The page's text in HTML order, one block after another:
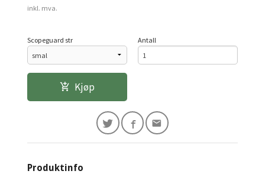
inkl. mva.
Scopeguard str Antall
Kjøp
Produktinfo